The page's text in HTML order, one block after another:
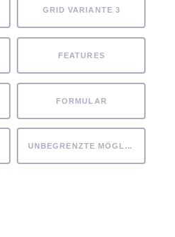
GRID VARIANTE 3
FEATURES
FORMULAR
UNBEGRENZTE MÖGLICHKEITEN